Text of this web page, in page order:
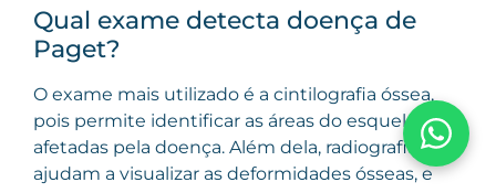
Qual exame detecta doença de
Paget?
O exame mais utilizado é a cintilografia óssea,
pois permite identificar as áreas do esqueleto
afetadas pela doença. Além dela, radiografias
ajudam a visualizar as deformidades ósseas, e